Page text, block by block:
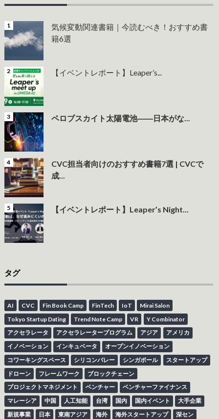
気候変動関連書籍｜今読むべき！おすすめ書
籍6選
【イベントレポート】Leaper’s...
ペロブスカイト太陽電池――日本がな...
CVC担当者向けのおすすめ書籍7選 | CVCで
成...
【イベントレポート】Leaper’s Night...
タグ
AI CVC Fin Book Camp FinTech IoT
Mirai Salon
Tokyo Startup Dating
Trend Note Camp VR
Y Combinator
アクセラレータ
アクセラレータープログラム アジア
アメリカ
イノベーション
インキュベータ
オープンイノベーション
コワーキングスペース
シリコンバレー シンガポール
スタートアップ
ドローン
フレームワーク
ブロックチェーン
プロジェクトマネジメント
ベンチャー
ベンチャーファイナンス
マレーシア
中国 人工知能 台湾 国内 国内イベント
大手企業
新規事業
日本 東南アジア 海外 海外スタートアップ
深セン